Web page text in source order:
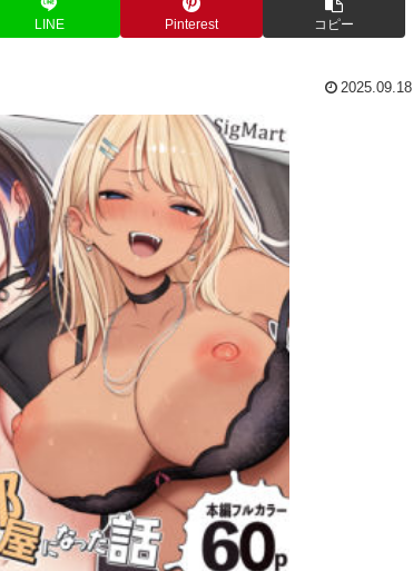
LINE Pinterest コピー
2025.09.18